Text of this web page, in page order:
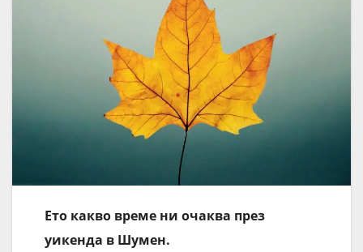
Ето какво време ни очаква през
уикенда в Шумен.